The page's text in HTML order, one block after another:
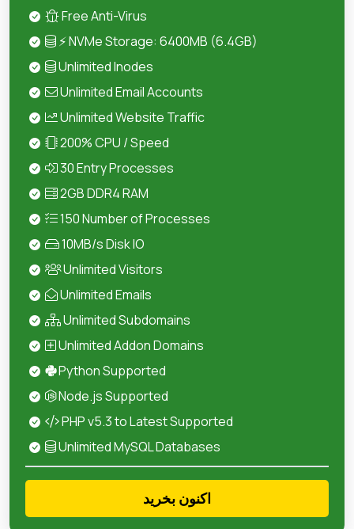
Free Anti-Virus
⚡ NVMe Storage: 6400MB (6.4GB)
Unlimited Inodes
Unlimited Email Accounts
Unlimited Website Traffic
200% CPU / Speed
30 Entry Processes
2GB DDR4 RAM
150 Number of Processes
10MB/s Disk IO
Unlimited Visitors
Unlimited Emails
Unlimited Subdomains
Unlimited Addon Domains
Python Supported
Node.js Supported
PHP v5.3 to Latest Supported
Unlimited MySQL Databases
اکنون بخرید